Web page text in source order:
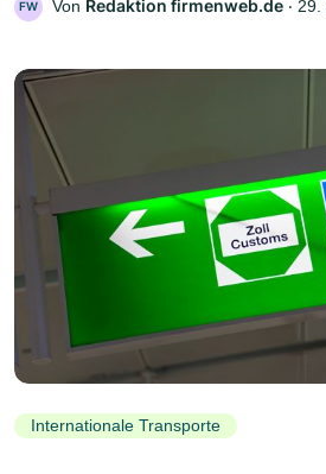
FW Von Redaktion firmenweb.de ‧ 29.
Internationale Transporte